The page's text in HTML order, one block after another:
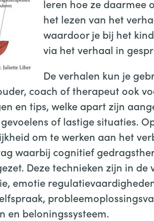
leren hoe ze daarmee
het lezen van het
waardoor je bij het
via het verhaal in
De verhalen kun je
coach of therapeut ook
en tips, welke apart zijn
of lastige situaties.
om te werken aan het
waarbij cognitief
Deze technieken zijn in
emotie
en beloningssysteem.